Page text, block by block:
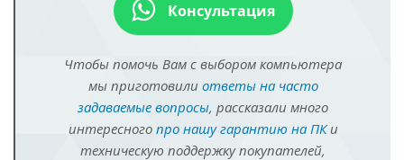
Консультация
Чтобы помочь Вам с выбором компьютера
мы приготовили ответы на часто
задаваемые вопросы, рассказали много
интересного про нашу гарантию на ПКи
техническую поддержку покупателей,